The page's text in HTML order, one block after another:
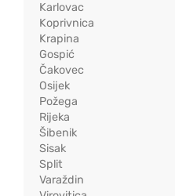
Karlovac
Koprivnica
Krapina
Gospić
Čakovec
Osijek
Požega
Rijeka
Šibenik
Sisak
Split
Varaždin